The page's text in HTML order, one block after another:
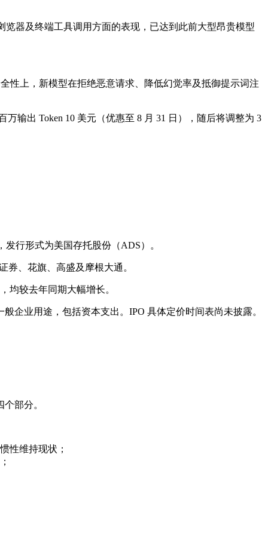
览器及终端工具调用方面的表现，已达到此前大型昂贵模型
性上，新模型在拒绝恶意请求、降低幻觉率及抵御提示词注
万输出 Token 10 美元（优惠至 8 月 31 日），随后将调整为 3
行形式为美国存托股份（ADS）。
券、花旗、高盛及摩根大通。
均较去年同期大幅增长。
企业用途，包括资本支出。IPO 具体定价时间表尚未披露。
部分。
性维持现状；